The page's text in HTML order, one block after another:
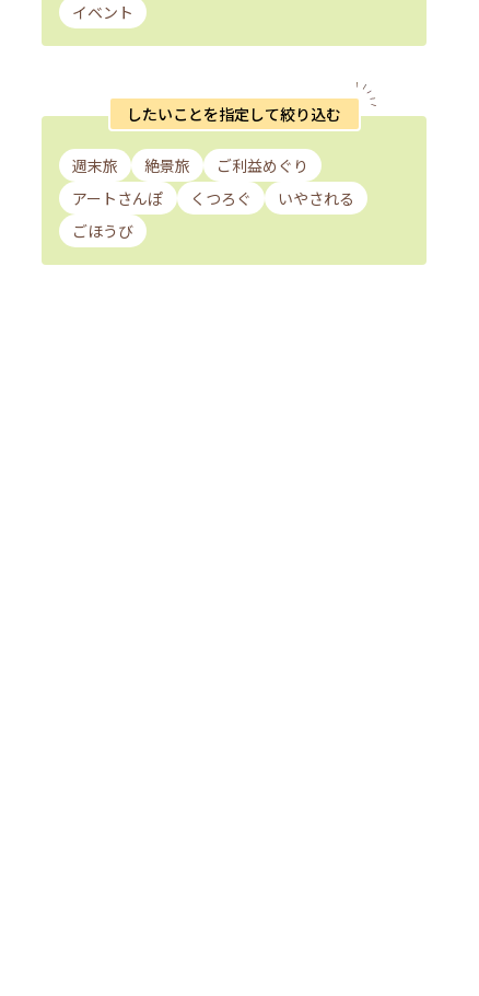
イベント
したいことを指定して絞り込む
週末旅 絶景旅
ご利益めぐり
アートさんぽ
くつろぐ
いやされる
ごほうび